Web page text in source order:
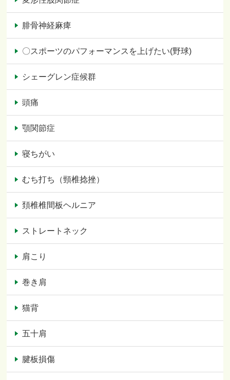
腓骨神経麻痺
〇スポーツのパフォーマンスを上げたい(野球)
シェーグレン症候群
頭痛
顎関節症
寝ちがい
むち打ち（頸椎捻挫）
頚椎椎間板ヘルニア
ストレートネック
肩こり
巻き肩
猫背
五十肩
腱板損傷